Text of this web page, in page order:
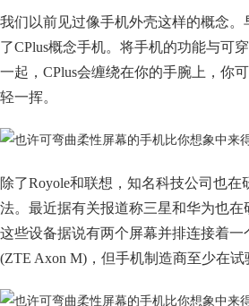
我们以前见过像手机外壳这样的概念。
了CPlus概念手机。将手机的功能与可
一起，CPlus会缠绕在你的手腕上，你
轻一挥。
除了Royole和联想，知名科技公司也在
法。最近据有关报道称三星和华为也
这些设备据说有两个屏幕并排连接着
(ZTE Axon M)，但手机制造商至少在试